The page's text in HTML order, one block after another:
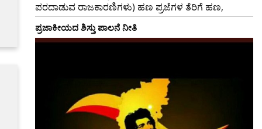
ಪರದಾಡುವ ರಾಜಕಾರಣಿಗಳು) ಹಣ ಪ್ರಜೆಗಳ ತೆರಿಗೆ ಹಣ,
ಪ್ರಜಾಕೀಯದ ಶಿಸ್ತು ಪಾಲನೆ ನೀತಿ